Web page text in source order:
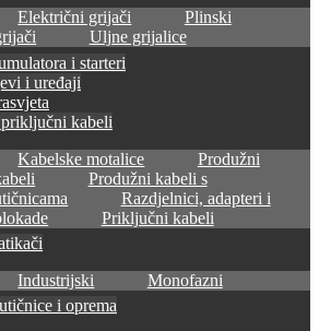
Električni grijači
Plinski
Uljne grijalice
i starteri
i uređaji
kabeli
Kabelske motalice
Produžni
Produžni kabeli s
Razdjelnici, adapteri i
Priključni kabeli
Industrijski
Monofazni
i oprema